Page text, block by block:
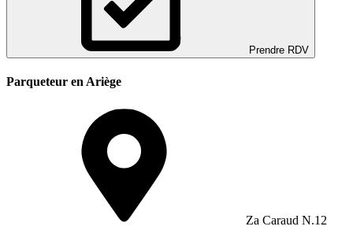
Prendre RDV
Parqueteur en Ariège
Za Caraud N.12